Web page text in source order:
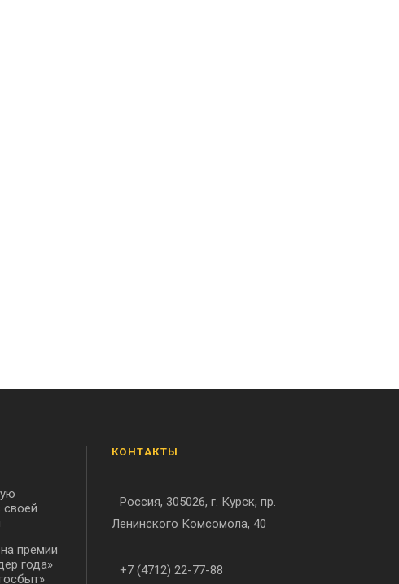
премии
года»
КОНТАКТЫ
Россия, 305026, г. Курск, пр.
Ленинского Комсомола, 40
+7 (4712) 22-77-88